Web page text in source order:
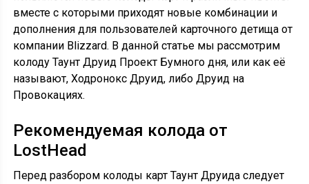
вместе с которыми приходят новые комбинации и
дополнения для пользователей карточного детища от
компании Blizzard. В данной статье мы рассмотрим
колоду Таунт Друид Проект Бумного дня, или как её
называют, Ходронокс Друид, либо Друид на
Провокациях.
Рекомендуемая колода от
LostHead
Перед разбором колоды карт Таунт Друида следует